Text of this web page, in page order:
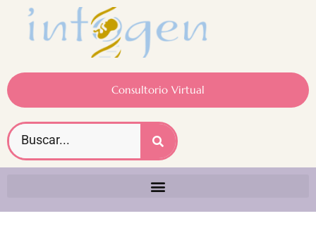
Consultorio Virtual